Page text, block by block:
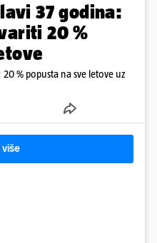
37 godina:
20 %
% popusta na sve letove uz
više